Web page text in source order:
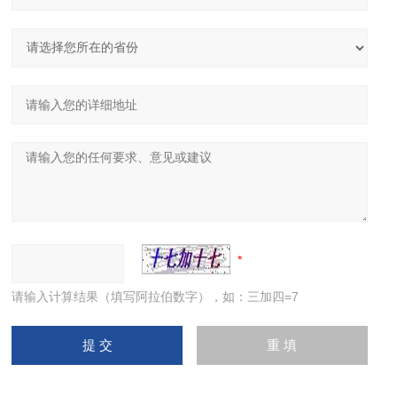
请输入计算结果（填写阿拉伯数字），如：三加四=7